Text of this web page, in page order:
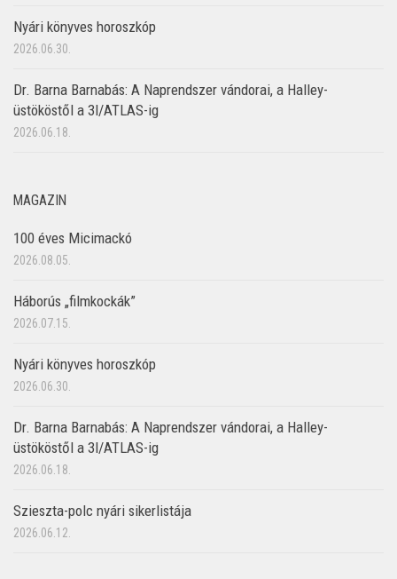
Nyári könyves horoszkóp
2026.06.30.
Dr. Barna Barnabás: A Naprendszer vándorai, a Halley-
üstököstől a 3I/ATLAS-ig
2026.06.18.
MAGAZIN
100 éves Micimackó
2026.08.05.
Háborús „filmkockák”
2026.07.15.
Nyári könyves horoszkóp
2026.06.30.
Dr. Barna Barnabás: A Naprendszer vándorai, a Halley-
üstököstől a 3I/ATLAS-ig
2026.06.18.
Szieszta-polc nyári sikerlistája
2026.06.12.